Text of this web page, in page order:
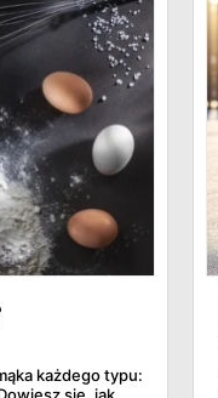
każdego typu: